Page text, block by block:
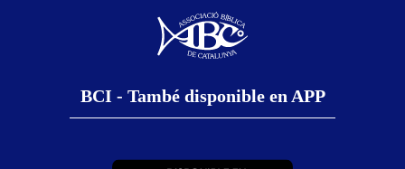
BCI - També disponible en APP